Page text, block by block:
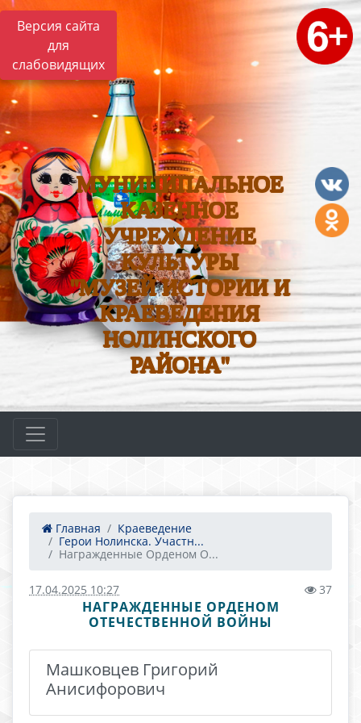
Версия сайта
для
слабовидящих
МУНИЦИПАЛЬНОЕ
КАЗЕННОЕ
УЧРЕЖДЕНИЕ
КУЛЬТУРЫ
"МУЗЕЙ ИСТОРИИ И
КРАЕВЕДЕНИЯ
НОЛИНСКОГО
РАЙОНА"
Главная
Краеведение
Герои Нолинска. Участн...
Награжденные Орденом О...
17.04.2025 10:27 37
НАГРАЖДЕННЫЕ ОРДЕНОМ
ОТЕЧЕСТВЕННОЙ ВОЙНЫ
Машковцев Григорий
Анисифорович